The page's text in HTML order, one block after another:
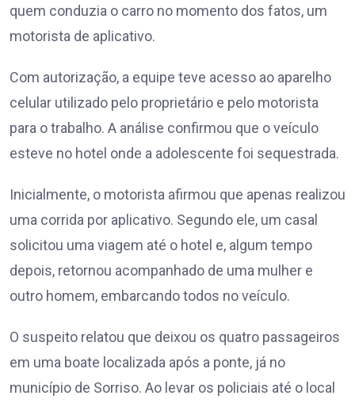
quem conduzia o carro no momento dos fatos, um
motorista de aplicativo.
Com autorização, a equipe teve acesso ao aparelho
celular utilizado pelo proprietário e pelo motorista
para o trabalho. A análise confirmou que o veículo
esteve no hotel onde a adolescente foi sequestrada.
Inicialmente, o motorista afirmou que apenas realizou
uma corrida por aplicativo. Segundo ele, um casal
solicitou uma viagem até o hotel e, algum tempo
depois, retornou acompanhado de uma mulher e
outro homem, embarcando todos no veículo.
O suspeito relatou que deixou os quatro passageiros
em uma boate localizada após a ponte, já no
município de Sorriso. Ao levar os policiais até o local